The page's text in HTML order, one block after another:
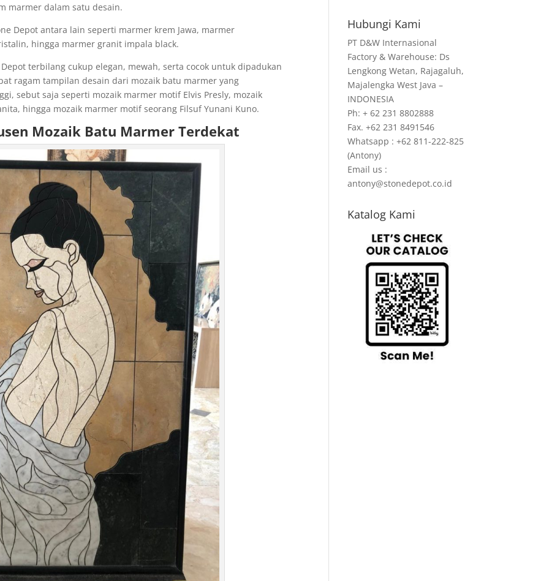
marmer dalam satu desain.
Depot antara lain seperti marmer krem Jawa, marmer
hingga marmer granit impala black.
terbilang cukup elegan, mewah, serta cocok untuk dipadukan
ragam tampilan desain dari mozaik batu marmer yang
sebut saja seperti mozaik marmer motif Elvis Presly, mozaik
hingga mozaik marmer motif seorang Filsuf Yunani Kuno.
Mozaik Batu Marmer Terdekat
Hubungi Kami
PT D&W Internasional
Factory & Warehouse: Ds
Lengkong Wetan, Rajagaluh,
Majalengka West Java –
INDONESIA
Ph: + 62 231 8802888
Fax. +62 231 8491546
Whatsapp : +62 811-222-825
(Antony)
Email us :
antony@stonedepot.co.id
Katalog Kami